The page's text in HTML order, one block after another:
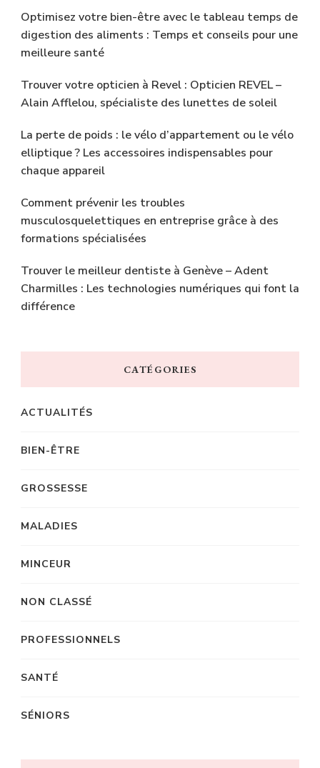
Optimisez votre bien-être avec le tableau temps de
digestion des aliments : Temps et conseils pour une
meilleure santé
Trouver votre opticien à Revel : Opticien REVEL –
Alain Afflelou, spécialiste des lunettes de soleil
La perte de poids : le vélo d’appartement ou le vélo
elliptique ? Les accessoires indispensables pour
chaque appareil
Comment prévenir les troubles
musculosquelettiques en entreprise grâce à des
formations spécialisées
Trouver le meilleur dentiste à Genève – Adent
Charmilles : Les technologies numériques qui font la
différence
CATÉGORIES
ACTUALITÉS
BIEN-ÊTRE
GROSSESSE
MALADIES
MINCEUR
NON CLASSÉ
PROFESSIONNELS
SANTÉ
SÉNIORS